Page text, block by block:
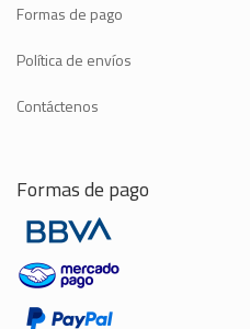
Formas de pago
Política de envíos
Contáctenos
Formas de pago